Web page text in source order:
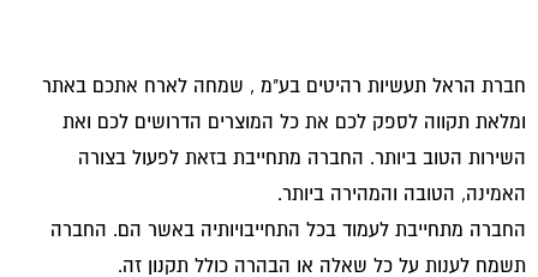
חברת הראל תעשיות רהיטים בע"מ , שמחה לארח אתכם באתר
ומלאת תקווה לספק לכם את כל המוצרים הדרושים לכם ואת
השירות הטוב ביותר. החברה מתחייבת בזאת לפעול בצורה
האמינה, הטובה והמהירה ביותר.
החברה מתחייבת לעמוד בכל התחייבויותיה באשר הם. החברה
תשמח לענות על כל שאלה או הבהרה כולל תקנון זה.